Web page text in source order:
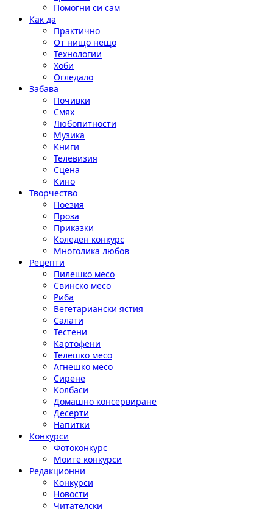
Помогни си сам
Как да
Практично
От нищо нещо
Технологии
Хоби
Огледало
Забава
Почивки
Смях
Любопитности
Музика
Книги
Телевизия
Сцена
Кино
Творчество
Поезия
Проза
Приказки
Коледен конкурс
Многолика любов
Рецепти
Пилешко месо
Свинско месо
Риба
Вегетариански ястия
Салати
Тестени
Картофени
Телешко месо
Агнешко месо
Сирене
Колбаси
Домашно консервиране
Десерти
Напитки
Конкурси
Фотоконкурс
Моите конкурси
Редакционни
Конкурси
Новости
Читателски